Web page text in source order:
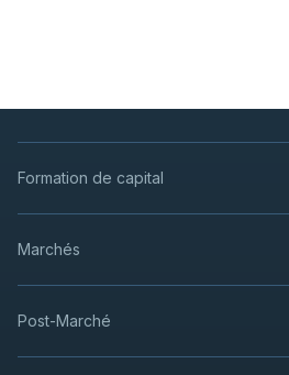
Formation de capital
Marchés
Post-Marché